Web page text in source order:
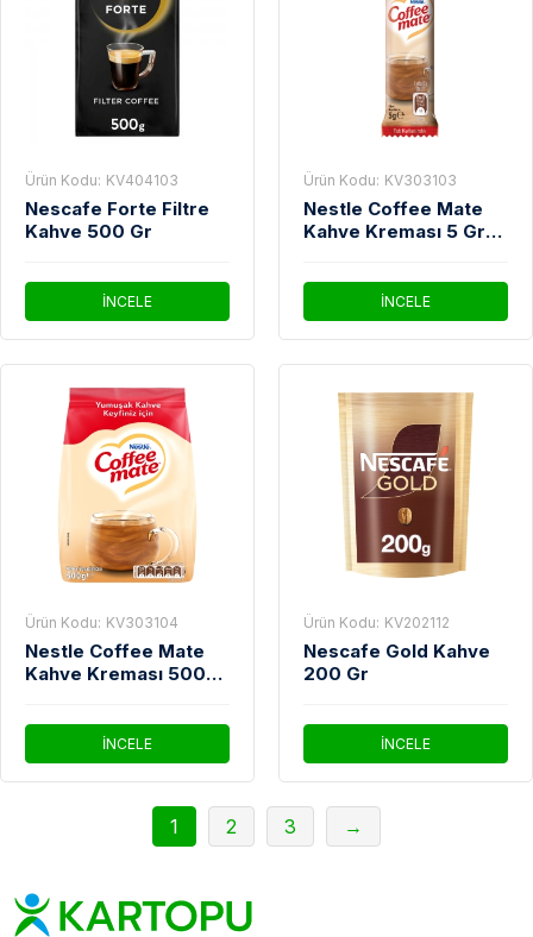
Ürün Kodu: KV404103
Nescafe Forte Filtre
Kahve 500 Gr
İNCELE
Ürün Kodu: KV303103
Nestle Coffee Mate
Kahve Kreması 5 Gr
İNCELE
Ürün Kodu: KV303104
Nestle Coffee Mate
Kahve Kreması 500
İNCELE
Ürün Kodu: KV202112
Nescafe Gold Kahve
200 Gr
İNCELE
1 2 3 →